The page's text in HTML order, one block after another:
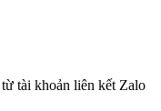
tài khoản liên kết Zalo